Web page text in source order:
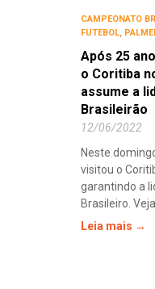
CAMPEONATO
FUTEBOL
Após 25
o Coritiba
assume a
Brasileirão
12/06/2022
Neste
visitou o
garantindo a
Brasileiro.
Leia mais →